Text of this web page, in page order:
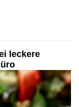
leckere